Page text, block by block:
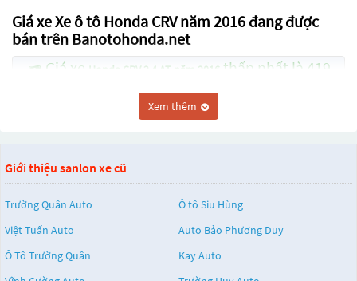
Giá xe Xe ô tô Honda CRV năm 2016 đang được
bán trên Banotohonda.net
Giá xe Honda CRV 2.4 AT năm 2016 thấp nhất là 419
Honda CRV 2.0 AT năm 2016
Giá xeHonda CRV 2.4 AT - TG năm 2016
450 Triệu
phổ biến cho những người đang tìm kiếm chiếc xe đáng tin cậy. Và để
đáp ứng nhu cầu đó, các dòng
Xe ô tô Honda CRV năm 2016
Xem thêm
Giới thiệu sanlon xe cũ
Trường Quân Auto
Ô tô Siu Hùng
Việt Tuấn Auto
Auto Bảo Phương Duy
Ô Tô Trường Quân
Kay Auto